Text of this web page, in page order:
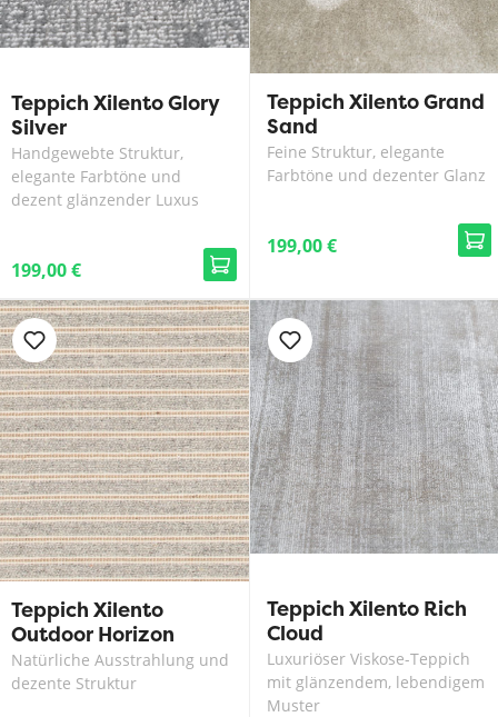
Teppich Xilento Glory
Silver
Handgewebte Struktur,
elegante Farbtöne und
dezent glänzender Luxus
199,00 €
Teppich Xilento Grand
Sand
Feine Struktur, elegante
Farbtöne und dezenter Glanz
199,00 €
Teppich Xilento
Outdoor Horizon
Stone
Natürliche Ausstrahlung und
dezente Struktur
Teppich Xilento Rich
Cloud
Luxuriöser Viskose-Teppich
mit glänzendem, lebendigem
Muster